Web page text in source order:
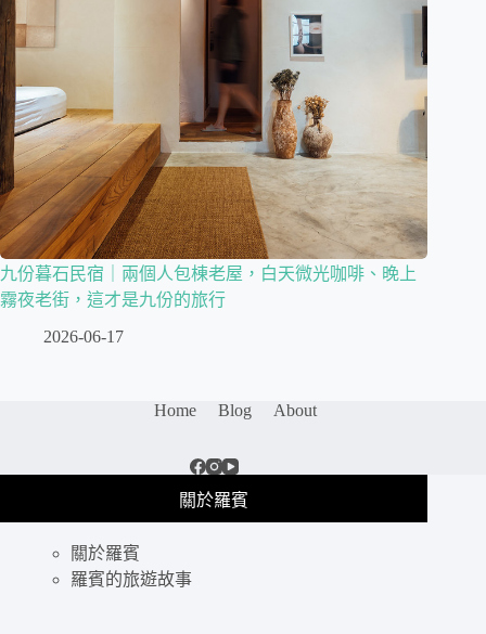
九份暮石民宿｜兩個人包棟老屋，白天微光咖啡、晚上
霧夜老街，這才是九份的旅行
2026-06-17
Home Blog About
關於羅賓
關於羅賓
羅賓的旅遊故事